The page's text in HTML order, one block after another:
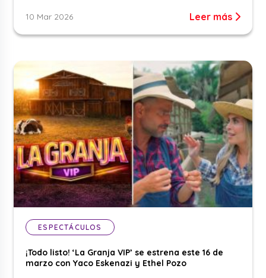
10 Mar 2026 Leer más
ESPECTÁCULOS
¡Todo listo! ‘La Granja VIP’ se estrena este 16 de
marzo con Yaco Eskenazi y Ethel Pozo